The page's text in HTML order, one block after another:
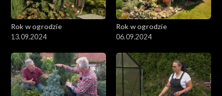
Rok w ogrodzie
13.09.2024
Rok w ogrodzie
06.09.2024